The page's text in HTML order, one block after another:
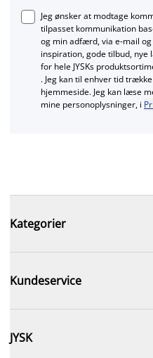
Jeg ønsker at modtage
tilpasset kommunikation
og min adfærd, via e‑mail
inspiration, gode tilbud,
for hele JYSKs
. Jeg kan til enhver tid
hjemmeside. Jeg kan læse
mine personoplysninger, i
Kategorier
Kundeservice
JYSK